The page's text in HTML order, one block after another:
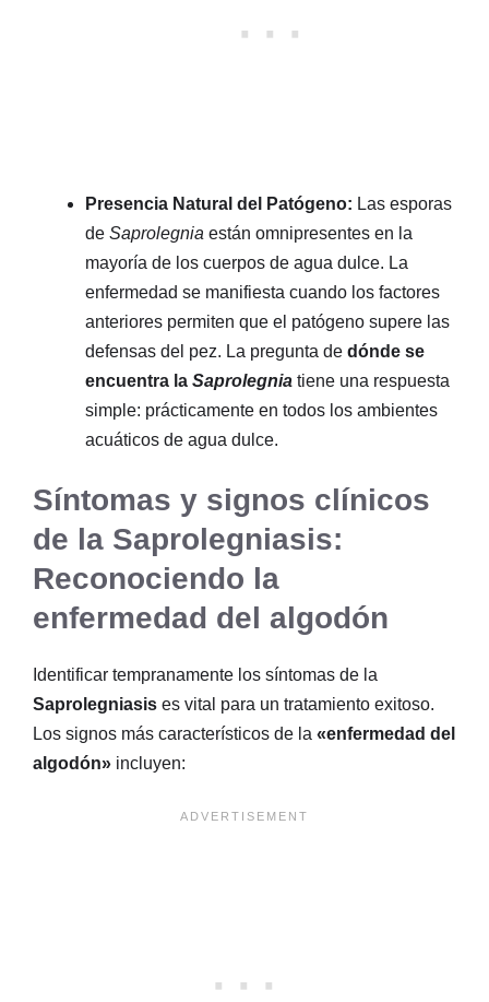
Presencia Natural del Patógeno: Las esporas
de Saprolegnia están omnipresentes en la
mayoría de los cuerpos de agua dulce. La
enfermedad se manifiesta cuando los factores
anteriores permiten que el patógeno supere las
defensas del pez. La pregunta de dónde se
encuentra la Saprolegnia tiene una respuesta
simple: prácticamente en todos los ambientes
acuáticos de agua dulce.
Síntomas y signos clínicos
de la Saprolegniasis:
Reconociendo la
enfermedad del algodón
Identificar tempranamente los síntomas de la
Saprolegniasis es vital para un tratamiento exitoso.
Los signos más característicos de la «enfermedad del
algodón» incluyen: